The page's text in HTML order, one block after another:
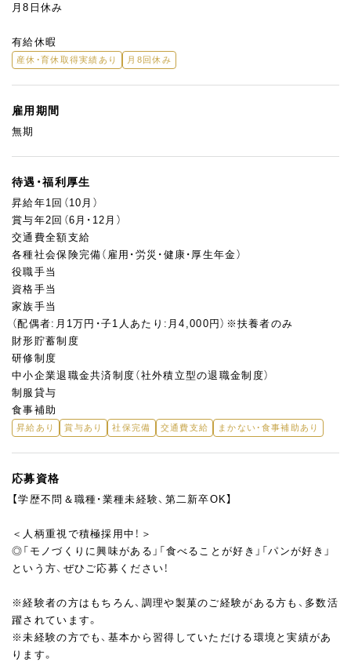
月8日休み
有給休暇
産休・育休取得実績あり 月8回休み
雇用期間
無期
待遇・福利厚生
昇給年1回（10月）
賞与年2回（6月・12月）
交通費全額支給
各種社会保険完備（雇用・労災・健康・厚生年金）
役職手当
資格手当
家族手当
（配偶者:月1万円・子1人あたり:月4,000円）※扶養者のみ
財形貯蓄制度
研修制度
中小企業退職金共済制度（社外積立型の退職金制度）
制服貸与
食事補助
昇給あり 賞与あり 社保完備 交通費支給 まかない・食事補助あり
応募資格
【学歴不問＆職種・業種未経験、第二新卒OK】
＜人柄重視で積極採用中！＞
◎「モノづくりに興味がある」「食べることが好き」「パンが好き」
という方、ぜひご応募ください！
※経験者の方はもちろん、調理や製菓のご経験がある方も、多数活
躍されています。
※未経験の方でも、基本から習得していただける環境と実績があ
ります。